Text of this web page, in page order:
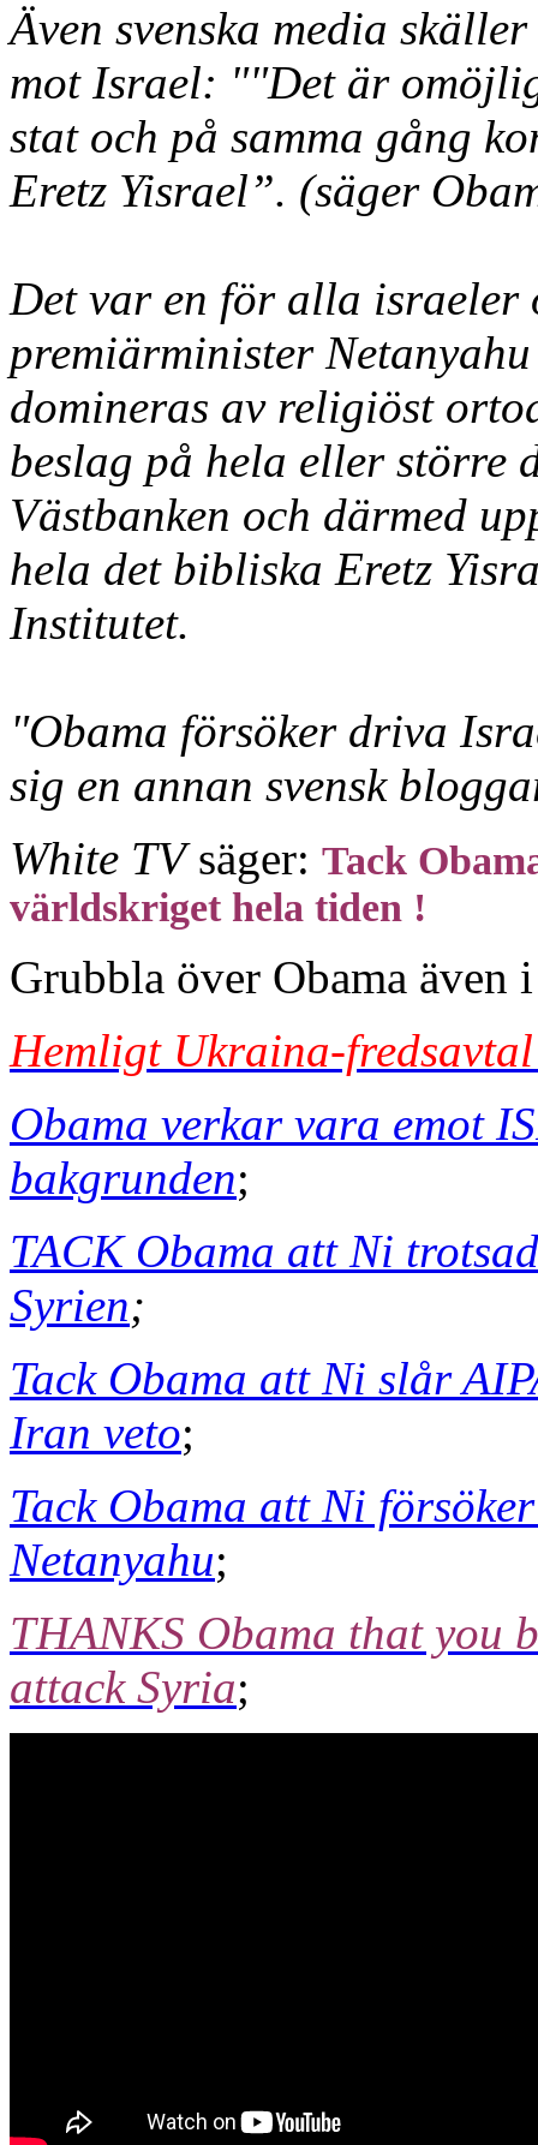
Även svenska media
mot Israel: ""Det är
stat och på samma gång
Eretz Yisrael”. (säger
Det var en för alla
premiärminister
domineras av religiöst
beslag på hela eller större
Västbanken och därmed
hela det bibliska Eretz
Institutet.
"Obama försöker driva
sig en annan svensk
White TVsäger: Tack
världskriget hela tiden !
Grubbla över Obama även
Hemligt Ukraina-
Obama verkar vara emot
bakgrunden;
TACK Obama att Ni
Syrien;
Tack Obama att Ni slår
Iran veto;
Tack Obama att Ni
Netanyahu;
THANKS Obama that you
attack Syria;